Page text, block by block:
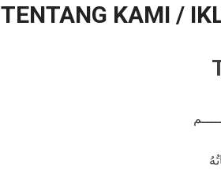
TENTANG KAMI /